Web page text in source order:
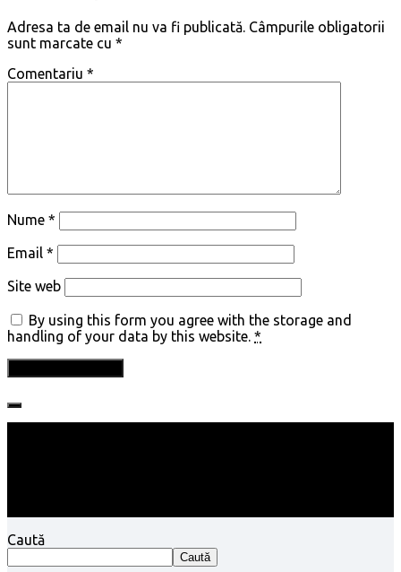
Adresa ta de email nu va fi publicată. Câmpurile obligatorii
sunt marcate cu *
Comentariu *
Nume *
Email *
Site web
By using this form you agree with the storage and
handling of your data by this website. *
Caută
Caută